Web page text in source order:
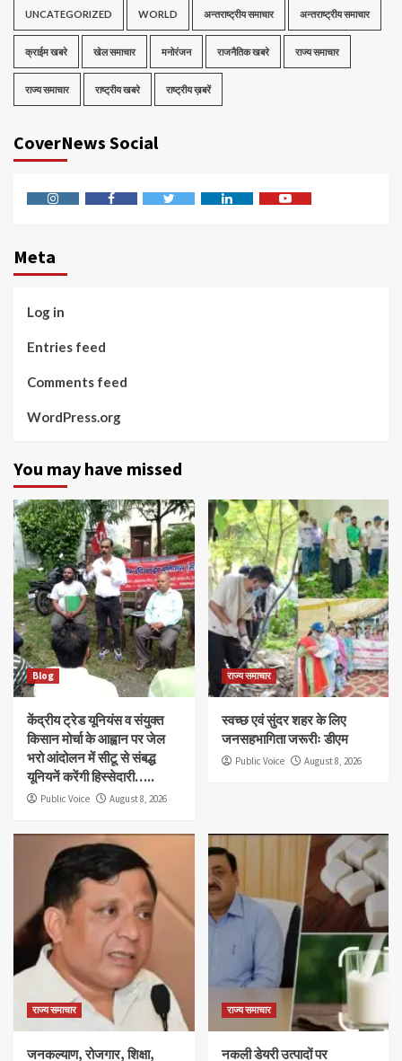
UNCATEGORIZED WORLD अन्तराष्ट्रीय समाचार अन्तराष्ट्रीय समाचार
क्राईम खबरे खेल समाचार मनोरंजन राजनैतिक खबरे राज्य समाचार
राज्य समाचार राष्ट्रीय खबरे राष्ट्रीय ख़बरें
CoverNews Social
Meta
Log in
Entries feed
Comments feed
WordPress.org
You may have missed
Blog
केंद्रीय ट्रेड यूनियंस व संयुक्त
किसान मोर्चा के आह्वान पर जेल
भरो आंदोलन में सीटू से संबद्ध
यूनियनें करेंगी हिस्सेदारी…..
Public Voice August 8, 2026
राज्य समाचार
स्वच्छ एवं सुंदर शहर के लिए
जनसहभागिता जरूरीः डीएम
Public Voice August 8, 2026
राज्य समाचार
जनकल्याण, रोजगार, शिक्षा,
राज्य समाचार
नकली डेयरी उत्पादों पर